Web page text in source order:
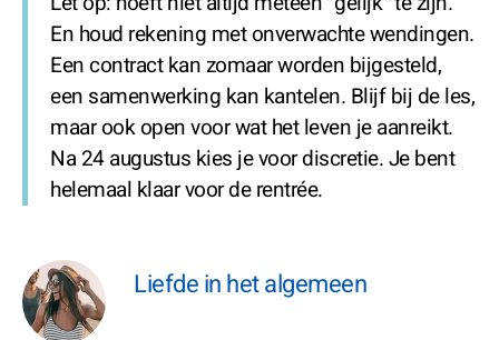
En houd rekening met onverwachte wendingen.
Een contract kan zomaar worden bijgesteld,
een samenwerking kan kantelen. Blijf bij de les,
maar ook open voor wat het leven je aanreikt.
Na 24 augustus kies je voor discretie. Je bent
helemaal klaar voor de rentrée.
Liefde in het algemeen